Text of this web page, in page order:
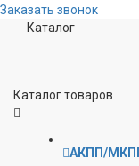
Заказать звонок
Каталог
Каталог товаров
АКПП/